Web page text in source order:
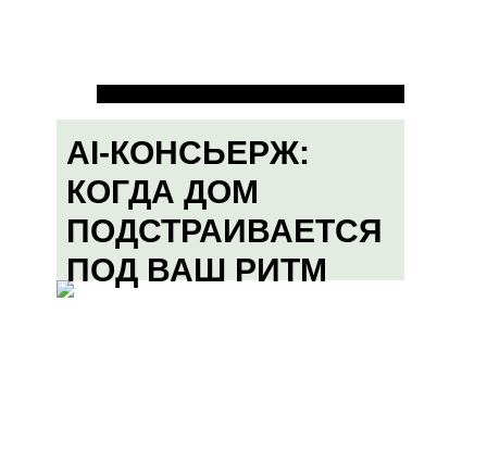
AI-КОНСЬЕРЖ:
КОГДА ДОМ
ПОДСТРАИВАЕТСЯ
ПОД ВАШ РИТМ